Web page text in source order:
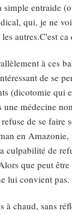
simple entraide
qui, je ne
autres.C'est
à ces
de se
(dicotomie qui
une médecine
de se faire
en
culpabilité de
que peut
lui convient pas.
à chaud, sans